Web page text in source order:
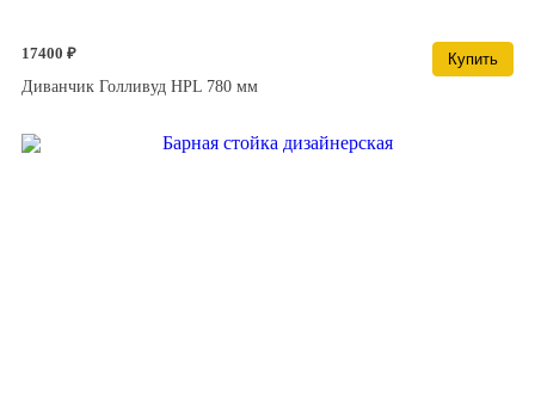
17400 ₽
Купить
Диванчик Голливуд HPL 780 мм